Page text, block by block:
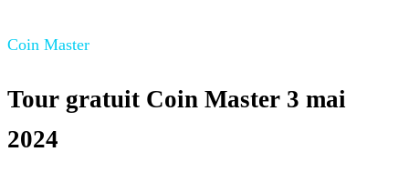
Coin Master
Tour gratuit Coin Master 3 mai
2024